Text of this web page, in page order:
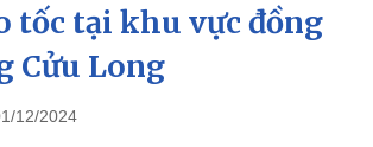
Tin 24h
Dự báo thời tiết
Giáo dục
Dấu ấn VOV
tốc tại khu vực đồng
Cửu Long
12/2024